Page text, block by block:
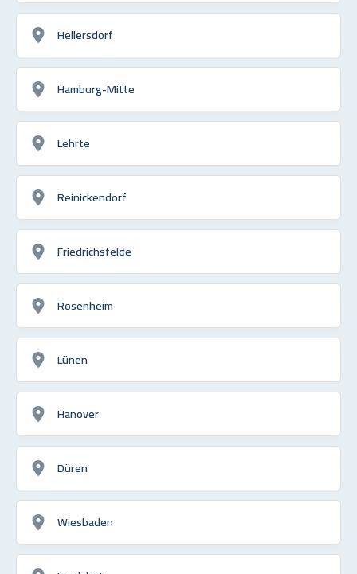
Hellersdorf
Hamburg-Mitte
Lehrte
Reinickendorf
Friedrichsfelde
Rosenheim
Lünen
Hanover
Düren
Wiesbaden